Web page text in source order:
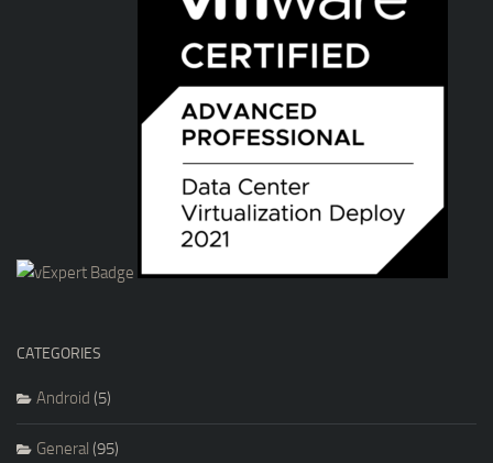
CATEGORIES
Android (5)
General (95)